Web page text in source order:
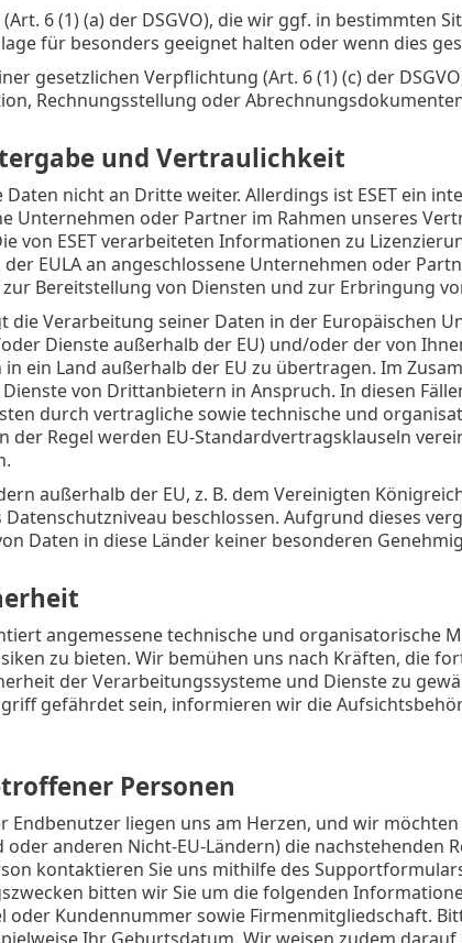
6 (1) (a) der DSGVO), die wir ggf. in bestimmten
für besonders geeignet halten oder wenn dies
gesetzlichen Verpflichtung (Art. 6 (1) (c) der
Rechnungsstellung oder
und Vertraulichkeit
Daten nicht an Dritte weiter. Allerdings ist ESET ein
Unternehmen oder Partner im Rahmen unseres
von ESET verarbeiteten Informationen zu
EULA an angeschlossene Unternehmen oder
zur Bereitstellung von Diensten und zur Erbringung
die Verarbeitung seiner Daten in der Europäischen
Dienste außerhalb der EU) und/oder der von
in ein Land außerhalb der EU zu übertragen. Im
von Drittanbietern in Anspruch. In diesen
durch vertragliche sowie technische und
der Regel werden EU-Standardvertragsklauseln
außerhalb der EU, z. B. dem Vereinigten
beschlossen. Aufgrund dieses
Daten in diese Länder keiner besonderen
angemessene technische und organisatorische
zu bieten. Wir bemühen uns nach Kräften, die
der Verarbeitungssysteme und Dienste zu
gefährdet sein, informieren wir die
Personen
Endbenutzer liegen uns am Herzen, und wir
oder anderen Nicht-EU-Ländern) die nachstehenden
kontaktieren Sie uns mithilfe des
bitten wir Sie um die folgenden
oder Kundennummer sowie Firmenmitgliedschaft.